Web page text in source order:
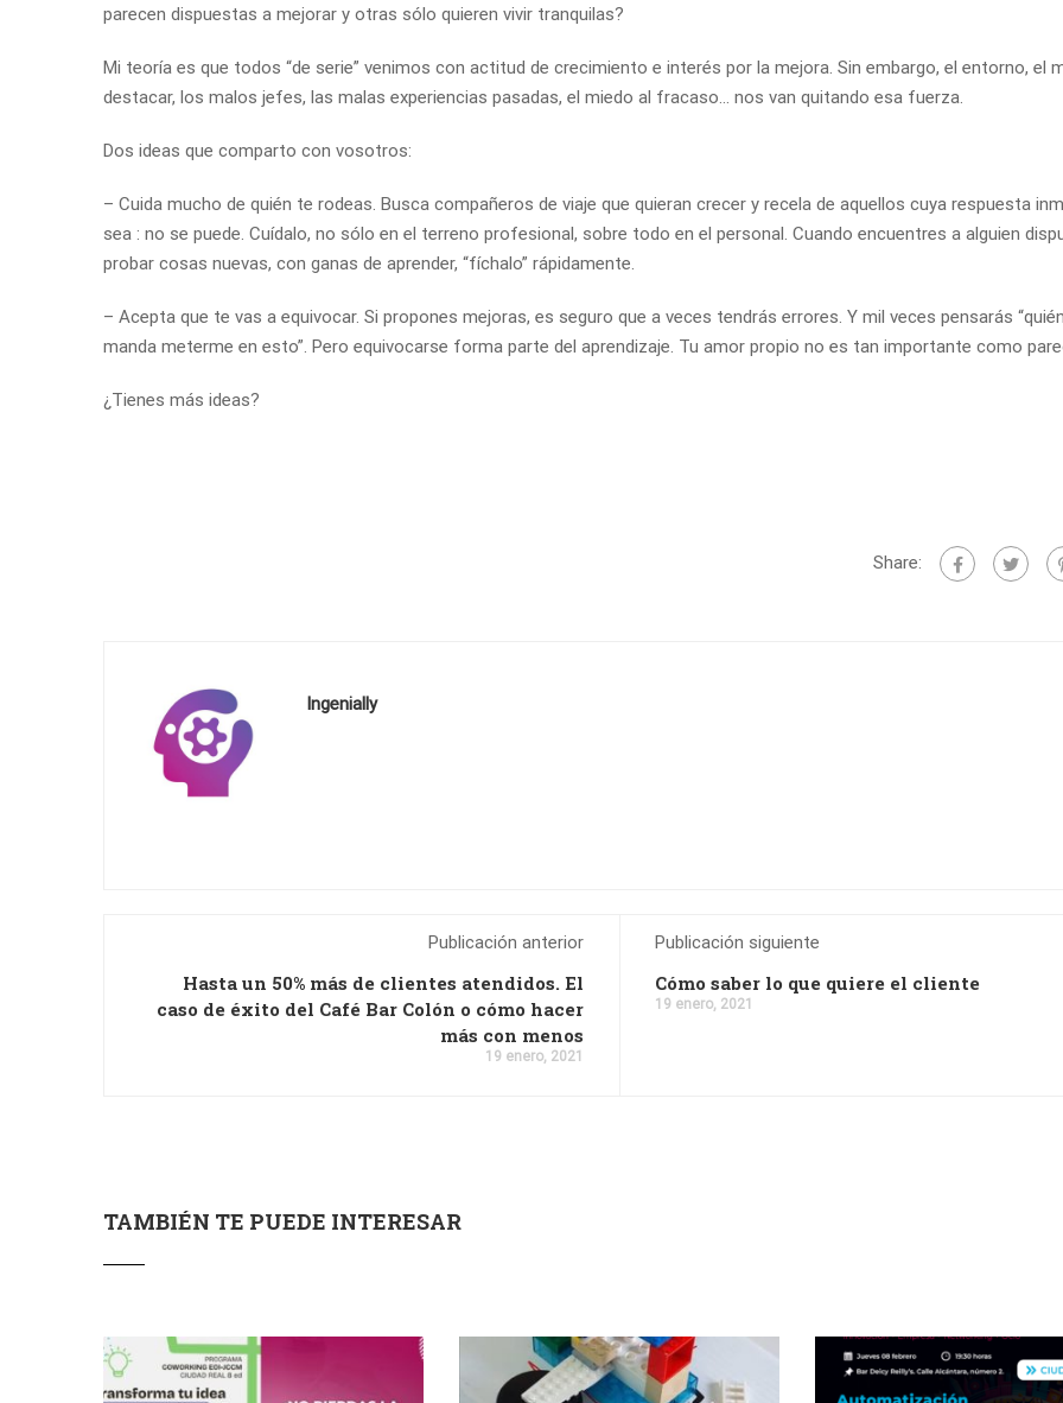
parecen dispuestas a mejorar y otras sólo quieren vivir tranquilas?
Mi teoría es que todos “de serie” venimos con actitud de crecimiento e interés por la mejora. Sin embargo, el entorno, el
destacar, los malos jefes, las malas experiencias pasadas, el miedo al fracaso… nos van quitando esa fuerza.
Dos ideas que comparto con vosotros:
– Cuida mucho de quién te rodeas. Busca compañeros de viaje que quieran crecer y recela de aquellos cuya respuesta
sea : no se puede. Cuídalo, no sólo en el terreno profesional, sobre todo en el personal. Cuando encuentres a alguien
probar cosas nuevas, con ganas de aprender, “fíchalo” rápidamente.
– Acepta que te vas a equivocar. Si propones mejoras, es seguro que a veces tendrás errores. Y mil veces pensarás
manda meterme en esto”. Pero equivocarse forma parte del aprendizaje. Tu amor propio no es tan importante como
¿Tienes más ideas?
Share:
Ingenially
Publicación anterior
Hasta un 50% más de clientes atendidos. El
caso de éxito del Café Bar Colón o cómo hacer
más con menos
19 enero, 2021
Publicación siguiente
Cómo saber lo que quiere el cliente
19 enero, 2021
TAMBIÉN TE PUEDE INTERESAR